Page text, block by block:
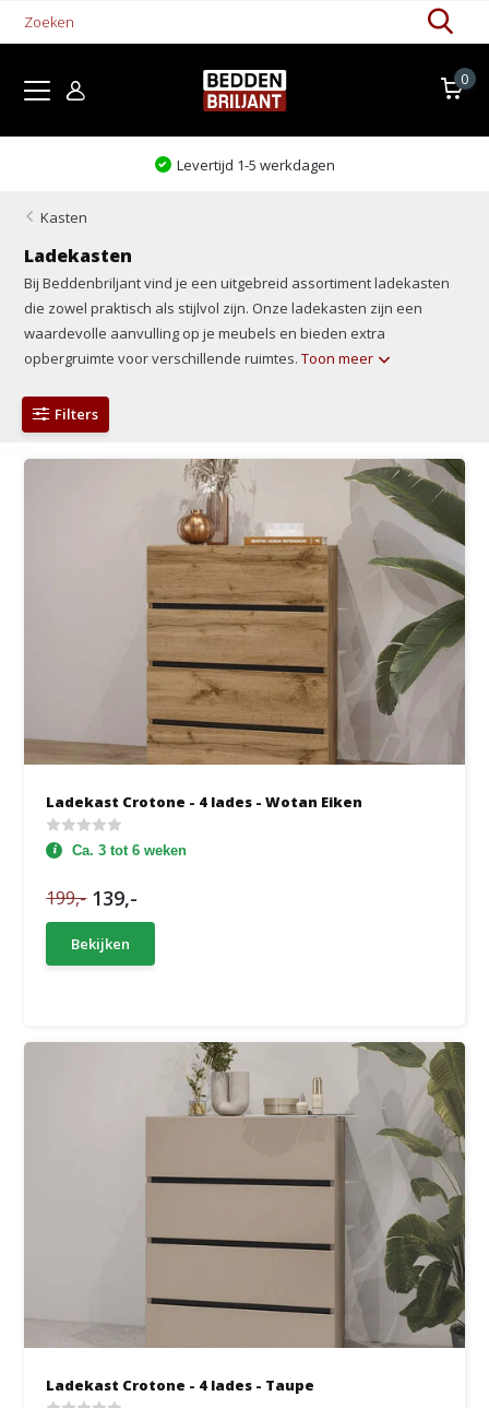
0
Levertijd 1-5 werkdagen
Kasten
Ladekasten
Bij Beddenbriljant vind je een uitgebreid assortiment ladekasten
die zowel praktisch als stijlvol zijn. Onze ladekasten zijn een
waardevolle aanvulling op je meubels en bieden extra
opbergruimte voor verschillende ruimtes.Toon meer
Filters
Ladekast Crotone - 4 lades - Wotan Eiken
Ca. 3 tot 6 weken
199,- 139,-
Bekijken
Ladekast Crotone - 4 lades - Taupe